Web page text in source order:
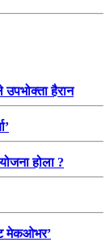
हैरान
होला ?
मेकओभर’